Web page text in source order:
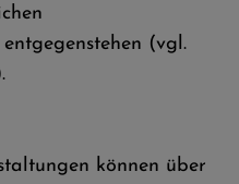
(vgl.
können über